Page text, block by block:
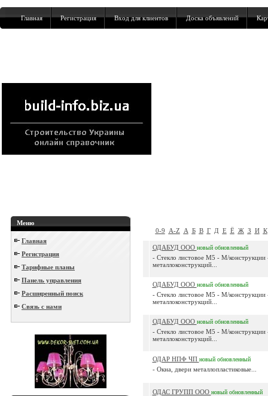
Главная Регистрация Вход для клиентов Доска объявлений
Меню
Главная
Регистрация
Тарифные планы
Панель управления
Расширенный поиск
Связь с нами
0-9 A-Z А Б В Г Д Е Ё Ж З И К
ОДАБУД ООО новый обновленный
- Стекло листовое М5 - М/
металлоконструкций...
ОДАБУД ООО новый обновленный
- Стекло листовое М5 - М/
металлоконструкций...
ОДАБУД ООО новый обновленный
- Стекло листовое М5 - М/
металлоконструкций...
ОДАР НПФ ЧП новый обновленный
- Окна, двери металлопластиковые...
ОДАС ГРУПП ООО новый обновленный